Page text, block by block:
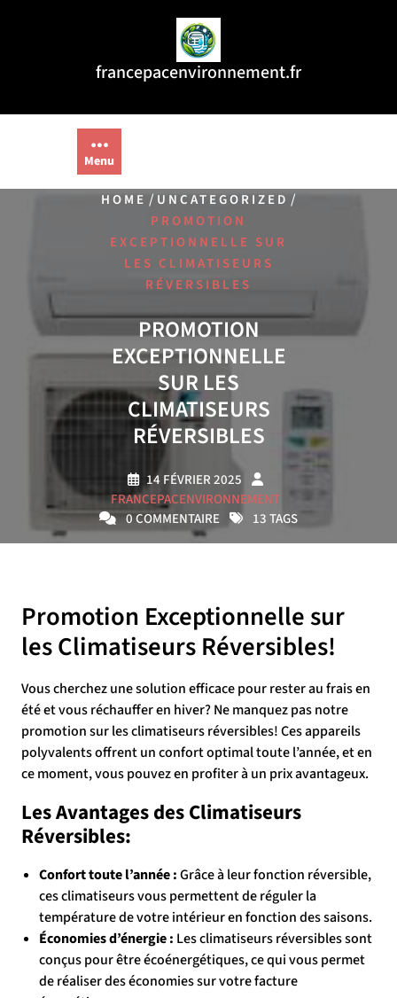
francepacenvironnement.fr
Menu
HOME / UNCATEGORIZED /
PROMOTION
EXCEPTIONNELLE SUR
LES CLIMATISEURS
RÉVERSIBLES
PROMOTION
EXCEPTIONNELLE
SUR LES
CLIMATISEURS
RÉVERSIBLES
14 FÉVRIER 2025
FRANCEPACENVIRONNEMENT
0 COMMENTAIRE
13 TAGS
Promotion Exceptionnelle sur
les Climatiseurs Réversibles!
Vous cherchez une solution efficace pour rester au frais en
été et vous réchauffer en hiver? Ne manquez pas notre
promotion sur les climatiseurs réversibles! Ces appareils
polyvalents offrent un confort optimal toute l’année, et en
ce moment, vous pouvez en profiter à un prix avantageux.
Les Avantages des Climatiseurs
Réversibles:
Confort toute l’année :Grâce à leur fonction réversible,
ces climatiseurs vous permettent de réguler la
température de votre intérieur en fonction des saisons.
Économies d’énergie : Les climatiseurs réversibles sont
conçus pour être écoénergétiques, ce qui vous permet
de réaliser des économies sur votre facture